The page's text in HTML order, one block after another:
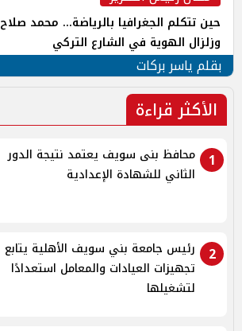
حين تتكلم الجغرافيا بالرياضة... محمد صلاح
وزلزال الهوية في الشارع التركي
بقلم ياسر بركات
الأكثر قراءة
1
محافظ بنى سويف يعتمد نتيجة الدور
الثاني للشهادة الإعدادية
2
رئيس جامعة بني سويف الأهلية يتابع
تجهيزات العيادات والمعامل استعدادًا
لتشغيلها